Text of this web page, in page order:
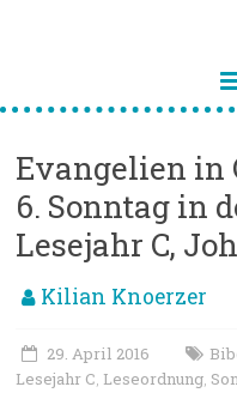
Evangelien in
6. Sonntag in
Lesejahr C,
Kilian Knoerzer
29. April 2016
Lesejahr C, Leseordnung,